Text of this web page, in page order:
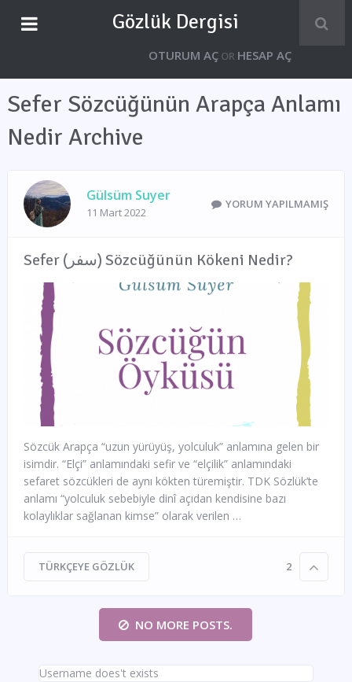
Gözlük Dergisi
OTURUM AÇOR HESAP AÇ
Sefer Sözcüğünün Arapça Anlamı
Nedir Archive
Gülsüm Suyer
11 Mart 2022
YORUM YAPILMAMIŞ
Sefer (سفر) Sözcüğünün Kökeni Nedir?
Sözcük Arapça “uzun yürüyüş, yolculuk” anlamına gelen bir
isimdir. “Elçi” anlamındaki sefir ve “elçilik” anlamındaki
sefaret sözcükleri de aynı kökten türemiştir. TDK Sözlük’te
anlamı “yolculuk sebebiyle dinî açıdan kendisine bazı
kolaylıklar sağlanan kimse” olarak verilen …
TÜRKÇEYE GÖZLÜK 2
NO MORE POSTS.
Username does't exists